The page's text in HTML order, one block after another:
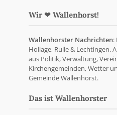
Wir ❤ Wallenhorst!
Wallenhorster Nachrichten:
Hollage, Rulle & Lechtingen.
aus Politik, Verwaltung,
Kirchengemeinden, Wetter
Gemeinde Wallenhorst.
Das ist Wallenhorster